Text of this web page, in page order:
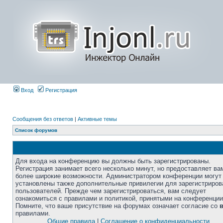
Вход Регистрация
Сообщения без ответов | Активные темы
Список форумов
Для входа на конференцию вы должны быть зарегистрированы.
Регистрация занимает всего несколько минут, но предоставляет
более широкие возможности. Администратором конференции
установлены также дополнительные привилегии для
пользователей. Прежде чем зарегистрироваться, вам следует
ознакомиться с правилами и политикой, принятыми на
Помните, что ваше присутствие на форумах означает согласие со
правилами.
Общие правила| Соглашение о конфиденциальности